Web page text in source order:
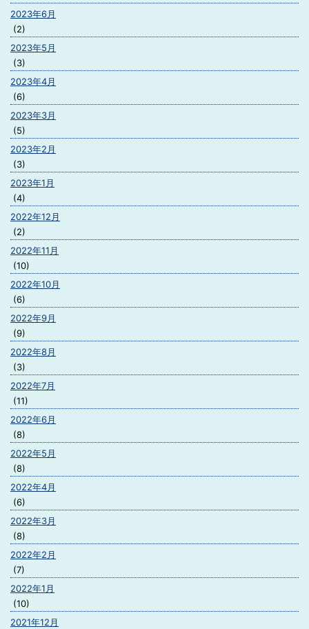
2023年6月
(2)
2023年5月
(3)
2023年4月
(6)
2023年3月
(5)
2023年2月
(3)
2023年1月
(4)
2022年12月
(2)
2022年11月
(10)
2022年10月
(6)
2022年9月
(9)
2022年8月
(3)
2022年7月
(11)
2022年6月
(8)
2022年5月
(8)
2022年4月
(6)
2022年3月
(8)
2022年2月
(7)
2022年1月
(10)
2021年12月